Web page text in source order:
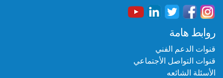
روابط هامة
قنوات الدعم الفني
قنوات التواصل الأجتماعي
الأسئلة الشائعه